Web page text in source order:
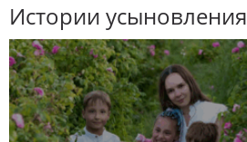
Истории усыновления